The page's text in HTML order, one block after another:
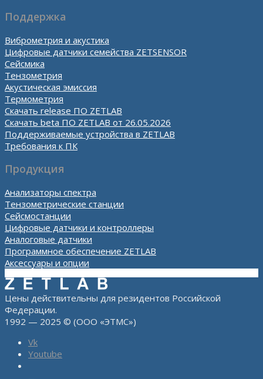
Поддержка
Виброметрия и акустика
Цифровые датчики семейства ZETSENSOR
Сейсмика
Тензометрия
Акустическая эмиссия
Термометрия
Скачать release ПО ZETLAB
Скачать beta ПО ZETLAB от 26.05.2026
Поддерживаемые устройства в ZETLAB
Требования к ПК
Продукция
Анализаторы спектра
Тензометрические станции
Сейсмостанции
Цифровые датчики и контроллеры
Аналоговые датчики
Программное обеспечение ZETLAB
Аксессуары и опции
Цены действительны для резидентов Российской
Федерации.
1992 — 2025 © (ООО «ЭТМС»)
Vk
Youtube